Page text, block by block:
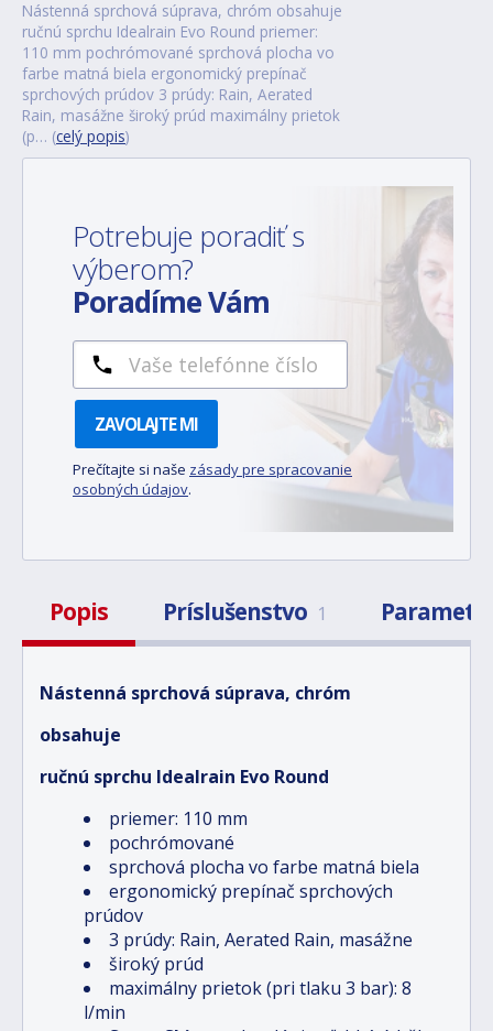
Nástenná sprchová súprava, chróm obsahuje
ručnú sprchu Idealrain Evo Round priemer:
110 mm pochrómované sprchová plocha vo
farbe matná biela ergonomický prepínač
sprchových prúdov 3 prúdy: Rain, Aerated
Rain, masážne široký prúd maximálny prietok
(p… (celý popis)
Potrebuje poradiť s
výberom?
Poradíme Vám
ZAVOLAJTE MI
Prečítajte si naše zásady pre spracovanie
osobných údajov.
Popis Príslušenstvo 1
Nástenná sprchová súprava, chróm
obsahuje
ručnú sprchu Idealrain Evo Round
priemer: 110 mm
pochrómované
sprchová plocha vo farbe matná biela
ergonomický prepínač sprchových
prúdov
3 prúdy: Rain, Aerated Rain, masážne
široký prúd
maximálny prietok (pri tlaku 3 bar): 8
l/min